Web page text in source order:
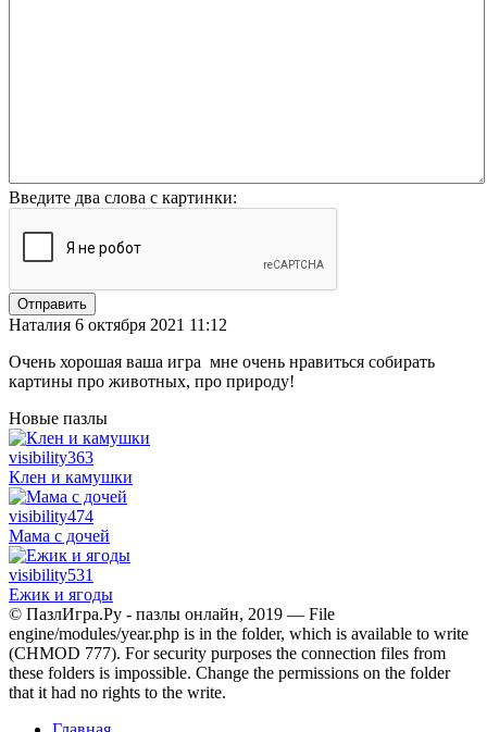
Введите два слова с картинки:
Отправить
Наталия 6 октября 2021 11:12
Очень хорошая ваша игра мне очень нравиться собирать
картины про животных, про природу!
Новые пазлы
visibility363
Клен и камушки
visibility474
Мама с дочей
visibility531
Ежик и ягоды
© ПазлИгра.Ру - пазлы онлайн, 2019 — File
engine/modules/year.php is in the folder, which is available to write
(CHMOD 777). For security purposes the connection files from
these folders is impossible. Change the permissions on the folder
that it had no rights to the write.